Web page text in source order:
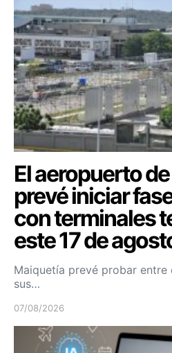
El aeropuerto
prevé iniciar
con terminales
este 17 de
Maiquetía prevé probar entre
sus…
07/08/2026